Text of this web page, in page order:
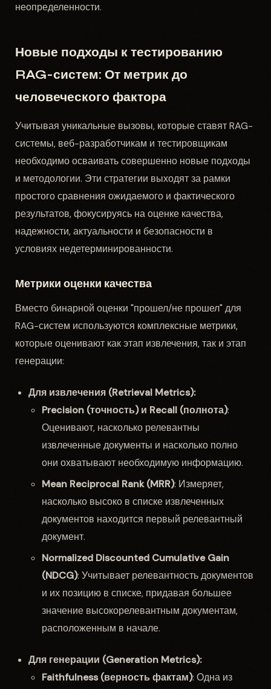
неопределенности.
Новые подходы к тестированию
RAG-систем: От метрик до
человеческого фактора
Учитывая уникальные вызовы, которые ставят RAG-
системы, веб-разработчикам и тестировщикам
необходимо осваивать совершенно новые подходы
и методологии. Эти стратегии выходят за рамки
простого сравнения ожидаемого и фактического
результатов, фокусируясь на оценке качества,
надежности, актуальности и безопасности в
условиях недетерминированности.
Метрики оценки качества
Вместо бинарной оценки "прошел/не прошел" для
RAG-систем используются комплексные метрики,
которые оценивают как этап извлечения, так и этап
генерации:
Для извлечения (Retrieval Metrics):
Precision (точность) и Recall (полнота):
Оценивают, насколько релевантны
извлеченные документы и насколько полно
они охватывают необходимую информацию.
Mean Reciprocal Rank (MRR): Измеряет,
насколько высоко в списке извлеченных
документов находится первый релевантный
документ.
Normalized Discounted Cumulative Gain
(NDCG): Учитывает релевантность документов
и их позицию в списке, придавая большее
значение высокорелевантным документам,
расположенным в начале.
Для генерации (Generation Metrics):
Faithfulness (верность фактам): Одна из